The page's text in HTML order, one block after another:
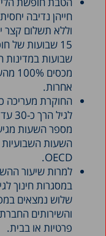
חייהן נדיבה
וללא תשלום קצר
אחרות.
החוקרת מעריכה
השעות השבועיות
OECD.
למרות שיעור
שלוש נמצאים
פרטיות או בבית.